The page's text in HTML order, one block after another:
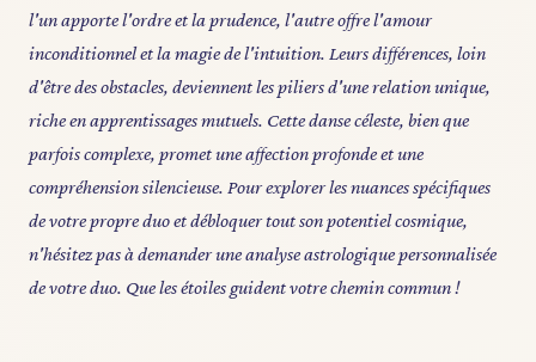
l'un apporte l'ordre et la prudence, l'autre offre l'amour
inconditionnel et la magie de l'intuition. Leurs différences, loin
d'être des obstacles, deviennent les piliers d'une relation unique,
riche en apprentissages mutuels. Cette danse céleste, bien que
parfois complexe, promet une affection profonde et une
compréhension silencieuse. Pour explorer les nuances spécifiques
de votre propre duo et débloquer tout son potentiel cosmique,
n'hésitez pas à demander une analyse astrologique personnalisée
de votre duo. Que les étoiles guident votre chemin commun !